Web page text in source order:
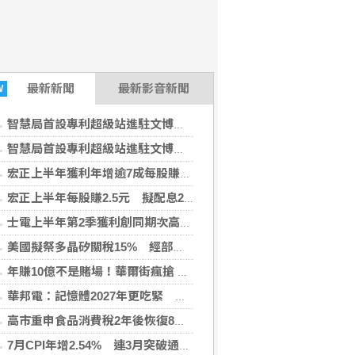
最新新聞 最新影音新聞
智慧局首設專利超級站進駐文博會 助業者布局智財權
智慧局首設專利超級站進駐文博會 助業者布局智財權
宏正上半年獲利年增逾7成每股賺2.5元 擬配息2.3元
宏正上半年每股賺2.5元 擬配息2.3元
士電上半年第2季獲利創同期次高 看好AIDC拉貨需求
美國擬祭多晶矽關稅15% 經部：尚待公告適用範圍
年賺10億不是賭場！華爾街瘋搶 Polymarket，但它憑什麼值200億美元？
華邦電：記憶體2027年更吃緊 啟動高雄廠擴建計畫
高市重申食品消費稅2年後恢復8% 稱與是否連任無關
7月CPI年增2.54% 連3月突破通膨警戒線